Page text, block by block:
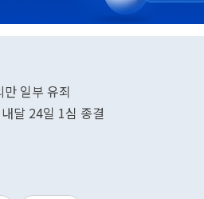
일부 유죄
달 24일 1심 종결